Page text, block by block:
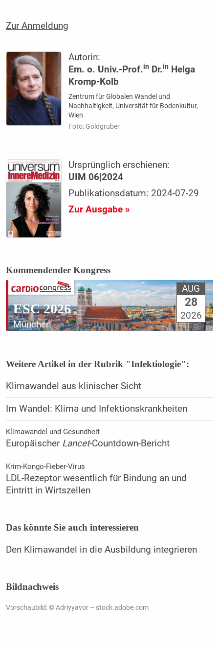
Zur Anmeldung
Autorin:
Em. o. Univ.-Prof.in Dr.in Helga
Kromp-Kolb
Zentrum für Globalen Wandel und
Nachhaltigkeit, Universität für Bodenkultur,
Wien
Foto: Goldgruber
Ursprünglich erschienen:
UIM 06|2024
Publikationsdatum: 2024-07-29
Zur Ausgabe »
Kommendender Kongress
ESC 2026
München
AUG
28
2026
Weitere Artikel in der Rubrik "Infektiologie":
Klimawandel aus klinischer Sicht
Im Wandel: Klima und Infektionskrankheiten
Klimawandel und Gesundheit
Europäischer Lancet-Countdown-Bericht
Krim-Kongo-Fieber-Virus
LDL-Rezeptor wesentlich für Bindung an und
Eintritt in Wirtszellen
Das könnte Sie auch interessieren
Den Klimawandel in die Ausbildung integrieren
Bildnachweis
Vorschaubild: © Adriyyavor – stock.adobe.com